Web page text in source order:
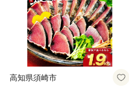
高知県須崎市